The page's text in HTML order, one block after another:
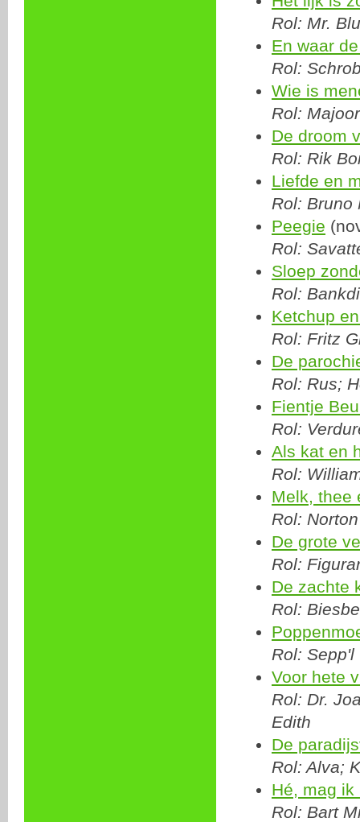
Rol: Mr.
En waar
Rol:
Wie is
Rol:
De droom
Rol: Rik
Liefde en
Rol: Bruno
Peegie
Rol:
Sloep
Rol:
Ketchup
Rol: Fritz
De
Rol: Rus;
Fientje
Rol:
Als kat en
Rol:
Melk, thee
Rol: Norton
De grote
Rol:
De zachte
Rol:
Rol: Sepp'l
Voor hete
Rol: Dr.
Edith
De
Rol: Alva;
Hé, mag
Rol: Bart